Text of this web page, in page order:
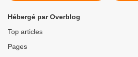
Hébergé par Overblog
Top articles
Pages